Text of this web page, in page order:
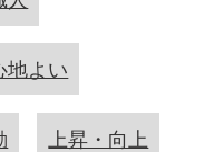
地よい
上昇・向上